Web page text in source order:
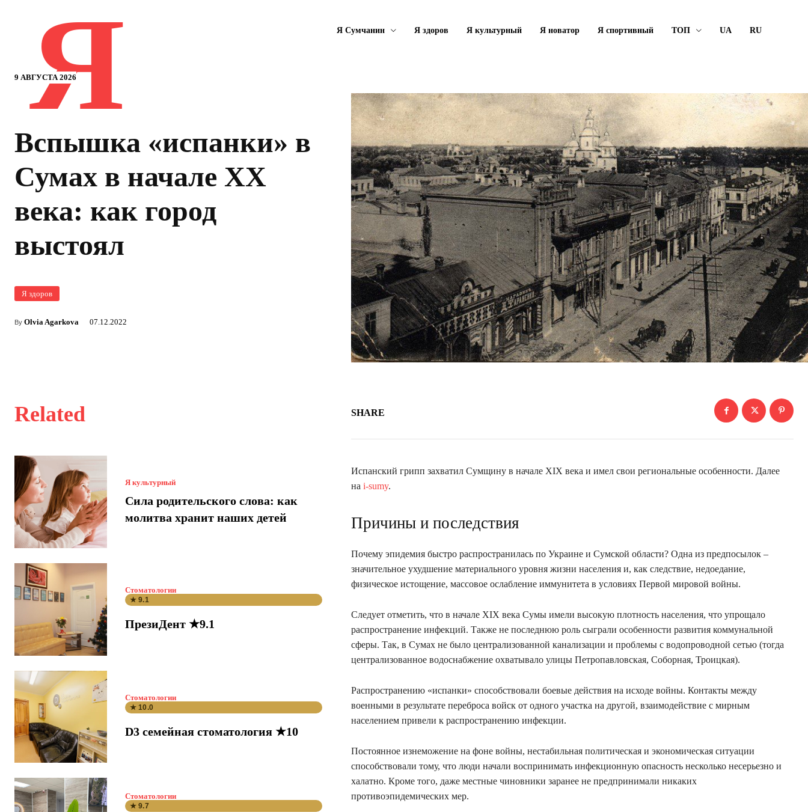
9 АВГУСТА 2026
Я Я Сумчанин Я здоров Я культурный Я новатор Я спортивный ТОП UA RU
Вспышка «испанки» в
Сумах в начале ХХ
века: как город
выстоял
Я здоров
By Olvia Agarkova 07.12.2022
Related
Я культурный
Сила родительского слова: как
молитва хранит наших детей
Стоматологии
★ 9.1
ПрезиДент ★9.1
Стоматологии
★ 10.0
D3 семейная стоматология ★10
Стоматологии
★ 9.7
SHARE
Испанский грипп захватил Сумщину в начале XIX века и имел свои региональные особенности. Далее
на i-sumy.
Причины и последствия
Почему эпидемия быстро распространилась по Украине и Сумской области? Одна из предпосылок –
значительное ухудшение материального уровня жизни населения и, как следствие, недоедание,
физическое истощение, массовое ослабление иммунитета в условиях Первой мировой войны.
Следует отметить, что в начале XIX века Сумы имели высокую плотность населения, что упрощало
распространение инфекций. Также не последнюю роль сыграли особенности развития коммунальной
сферы. Так, в Сумах не было централизованной канализации и проблемы с водопроводной сетью (тогда
централизованное водоснабжение охватывало улицы Петропавловская, Соборная, Троицкая).
Распространению «испанки» способствовали боевые действия на исходе войны. Контакты между
военными в результате переброса войск от одного участка на другой, взаимодействие с мирным
населением привели к распространению инфекции.
Постоянное изнеможение на фоне войны, нестабильная политическая и экономическая ситуации
способствовали тому, что люди начали воспринимать инфекционную опасность несколько несерьезно и
халатно. Кроме того, даже местные чиновники заранее не предпринимали никаких
противоэпидемических мер.